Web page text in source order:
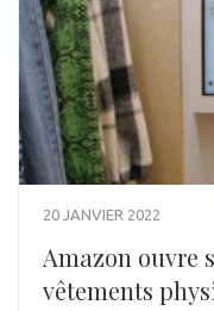
20 JANVIER 2022
Amazon ouvre
vêtements